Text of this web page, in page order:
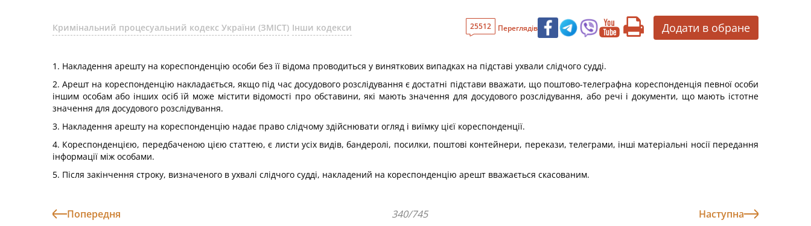
Кримінальний процесуальний кодекс України (ЗМІСТ) Інши кодекси 25512 Переглядів Додати в обране
1. Накладення арешту на кореспонденцію особи без її відома проводиться у виняткових випадках на підставі ухвали слідчого судді.
2. Арешт на кореспонденцію накладається, якщо під час досудового розслідування є достатні підстави вважати, що поштово-телеграфна кореспонденція певної особи
іншим особам або інших осіб їй може містити відомості про обставини, які мають значення для досудового розслідування, або речі і документи, що мають істотне
значення для досудового розслідування.
3. Накладення арешту на кореспонденцію надає право слідчому здійснювати огляд і виїмку цієї кореспонденції.
4. Кореспонденцією, передбаченою цією статтею, є листи усіх видів, бандеролі, посилки, поштові контейнери, перекази, телеграми, інші матеріальні носії передання
інформації між особами.
5. Після закінчення строку, визначеного в ухвалі слідчого судді, накладений на кореспонденцію арешт вважається скасованим.
Попередня 340/745 Наступна